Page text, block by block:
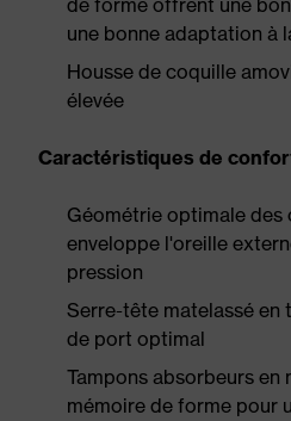
de forme offrent une
une bonne adaptation à
Housse de coquille
élevée
Caractéristiques de
Géométrie optimale des
enveloppe l'oreille
pression
Serre-tête matelassé
de port optimal
Tampons absorbeurs en
mémoire de forme pour